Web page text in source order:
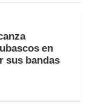
en
sus bandas